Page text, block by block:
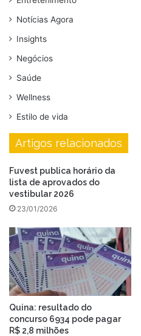
Notícias Agora
Insights
Negócios
Saúde
Wellness
Estilo de vida
Artigos relacionados
Fuvest publica horário da
lista de aprovados do
vestibular 2026
23/01/2026
Quina: resultado do
concurso 6934 pode pagar
R$ 2,8 milhões